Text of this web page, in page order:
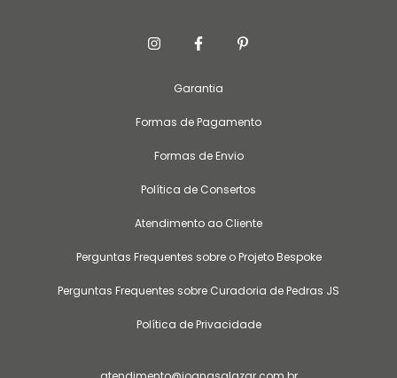
Garantia
Formas de Pagamento
Formas de Envio
Política de Consertos
Atendimento ao Cliente
Perguntas Frequentes sobre o Projeto Bespoke
Perguntas Frequentes sobre Curadoria de Pedras JS
Política de Privacidade